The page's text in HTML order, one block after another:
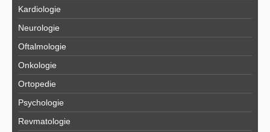
Kardiologie
Neurologie
Oftalmologie
Onkologie
Ortopedie
Psychologie
Revmatologie